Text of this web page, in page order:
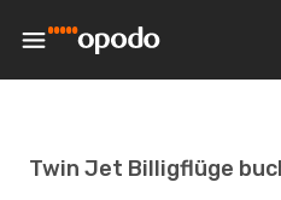
Twin Jet Billigflüge